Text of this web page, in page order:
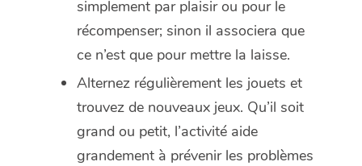
simplement par plaisir ou pour le
récompenser; sinon il associera que
ce n’est que pour mettre la laisse.
Alternez régulièrement les jouets et
trouvez de nouveaux jeux. Qu’il soit
grand ou petit, l’activité aide
grandement à prévenir les problèmes